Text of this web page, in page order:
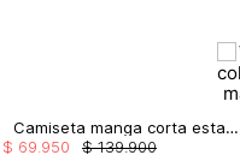
Camiseta manga corta estampada
$ 139.900
$ 69 950